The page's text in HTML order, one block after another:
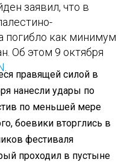
заявил, что в
погибло как минимум
Об этом 9 октября
правящей силой в
нанесли удары по
по меньшей мере
боевики вторглись в
фестиваля
проходил в пустыне